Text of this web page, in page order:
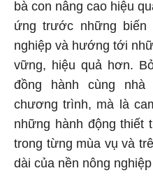
bà con nâng cao hiệu
ứng trước những biến
nghiệp và hướng tới
vững, hiệu quả hơn.
đồng hành cùng
chương trình, mà là
những hành động thiết
trong từng mùa vụ và
dài của nền nông